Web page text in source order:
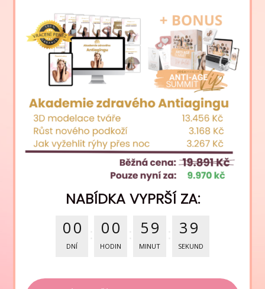
NABÍDKA VYPRŠÍ ZA:
00
DNÍ
00
HODIN
59
MINUT
38
SEKUND